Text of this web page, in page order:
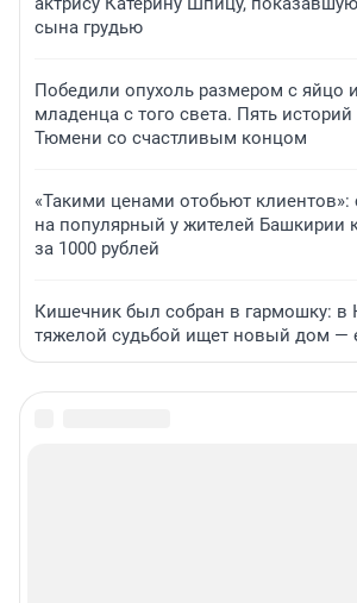
сына грудью
Победили опухоль размером с яйцо
младенца с того света. Пять историй
Тюмени со счастливым концом
«Такими ценами отобьют
на популярный у жителей Башкирии
за 1000 рублей
Кишечник был собран в гармошку: в
тяжелой судьбой ищет новый дом —